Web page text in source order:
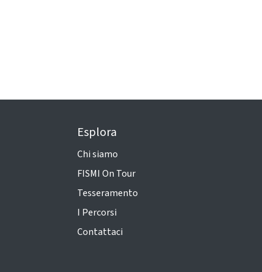
Esplora
Chi siamo
FISMI On Tour
Tesseramento
I Percorsi
Contattaci